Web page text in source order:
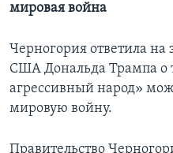
мировая война
Черногория ответила на
США Дональда Трампа о
агрессивный народ»
мировую войну.
Правительство